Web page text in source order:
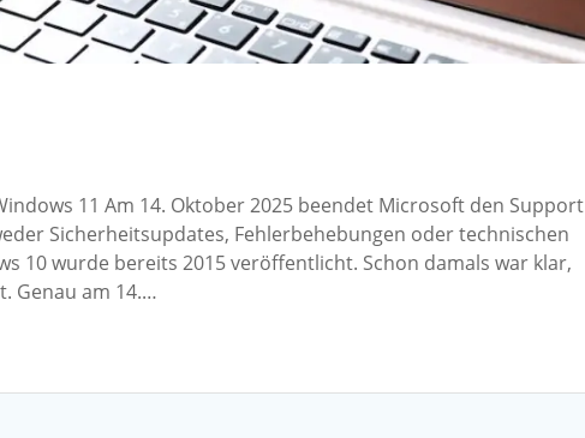
11 Am 14. Oktober 2025 beendet Microsoft den Support
Sicherheitsupdates, Fehlerbehebungen oder technischen
10 wurde bereits 2015 veröffentlicht. Schon damals war klar,
Genau am 14.…